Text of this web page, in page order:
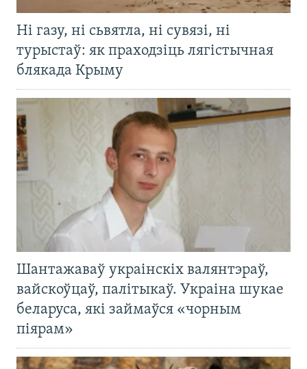
Ні газу, ні сьвятла, ні сувязі, ні
турыстаў: як праходзіць лягістычная
блякада Крыму
Шантажаваў украінскіх валянтэраў,
вайскоўцаў, палітыкаў. Украіна шукае
беларуса, які займаўся «чорным
піярам»